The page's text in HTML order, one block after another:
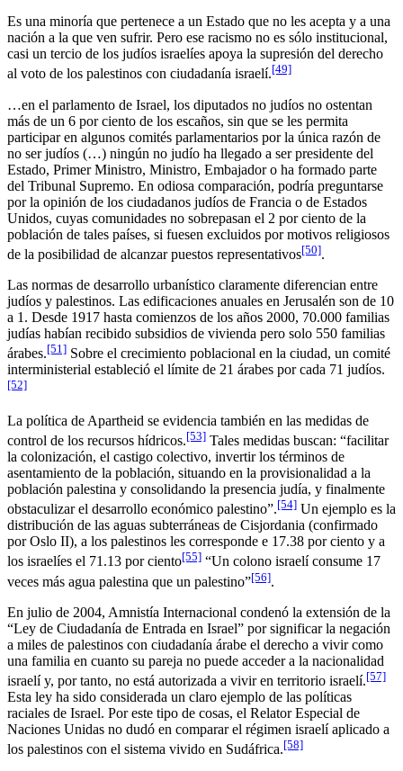
Es una minoría que pertenece a un Estado que no les acepta y a una
nación a la que ven sufrir. Pero ese racismo no es sólo institucional,
casi un tercio de los judíos israelíes apoya la supresión del derecho
al voto de los palestinos con ciudadanía israelí.[49]
…en el parlamento de Israel, los diputados no judíos no ostentan
más de un 6 por ciento de los escaños, sin que se les permita
participar en algunos comités parlamentarios por la única razón de
no ser judíos (…) ningún no judío ha llegado a ser presidente del
Estado, Primer Ministro, Ministro, Embajador o ha formado parte
del Tribunal Supremo. En odiosa comparación, podría preguntarse
por la opinión de los ciudadanos judíos de Francia o de Estados
Unidos, cuyas comunidades no sobrepasan el 2 por ciento de la
población de tales países, si fuesen excluidos por motivos religiosos
de la posibilidad de alcanzar puestos representativos[50].
Las normas de desarrollo urbanístico claramente diferencian entre
judíos y palestinos. Las edificaciones anuales en Jerusalén son de 10
a 1. Desde 1917 hasta comienzos de los años 2000, 70.000 familias
judías habían recibido subsidios de vivienda pero solo 550 familias
árabes.[51] Sobre el crecimiento poblacional en la ciudad, un comité
interministerial estableció el límite de 21 árabes por cada 71 judíos.
[52]
La política de Apartheid se evidencia también en las medidas de
control de los recursos hídricos.[53] Tales medidas buscan: “facilitar
la colonización, el castigo colectivo, invertir los términos de
asentamiento de la población, situando en la provisionalidad a la
población palestina y consolidando la presencia judía, y finalmente
obstaculizar el desarrollo económico palestino”.[54] Un ejemplo es la
distribución de las aguas subterráneas de Cisjordania (confirmado
por Oslo II), a los palestinos les corresponde e 17.38 por ciento y a
los israelíes el 71.13 por ciento[55] “Un colono israelí consume 17
veces más agua palestina que un palestino”[56].
En julio de 2004, Amnistía Internacional condenó la extensión de la
“Ley de Ciudadanía de Entrada en Israel” por significar la negación
a miles de palestinos con ciudadanía árabe el derecho a vivir como
una familia en cuanto su pareja no puede acceder a la nacionalidad
israelí y, por tanto, no está autorizada a vivir en territorio israelí.[57]
Esta ley ha sido considerada un claro ejemplo de las políticas
raciales de Israel. Por este tipo de cosas, el Relator Especial de
Naciones Unidas no dudó en comparar el régimen israelí aplicado a
los palestinos con el sistema vivido en Sudáfrica.[58]